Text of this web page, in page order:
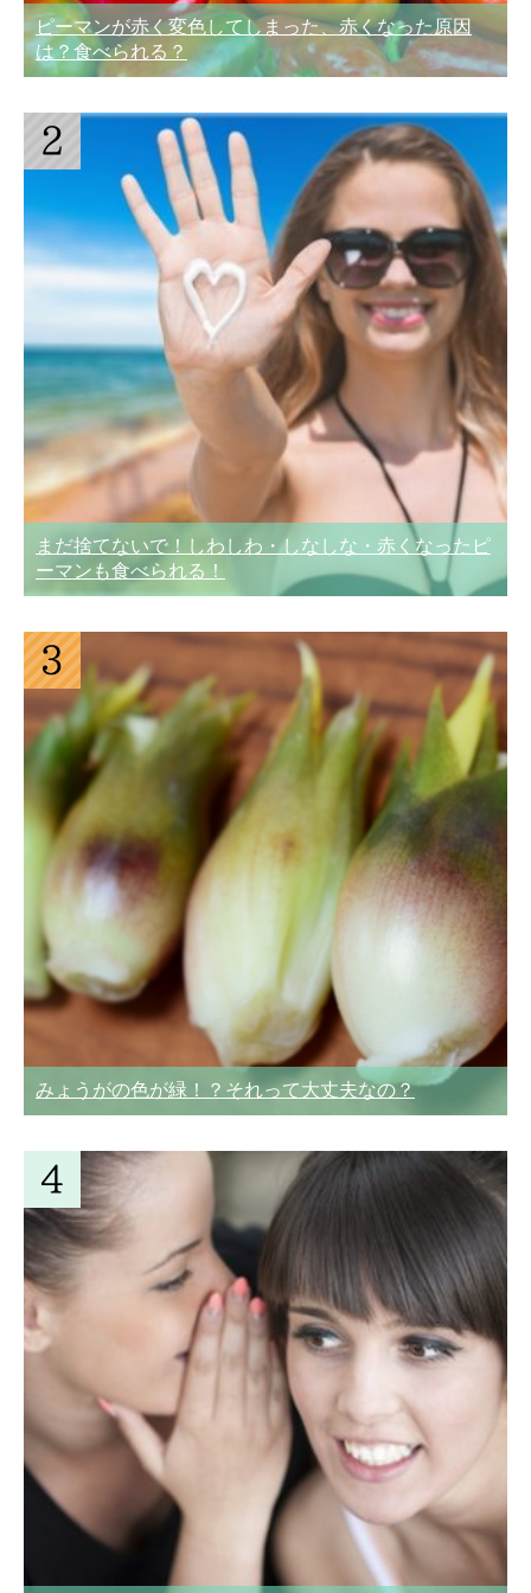
ピーマンが赤く変色してしまった、赤くなった原因
は？食べられる？
まだ捨てないで！しわしわ・しなしな・赤くなったピ
ーマンも食べられる！
みょうがの色が緑！？それって大丈夫なの？